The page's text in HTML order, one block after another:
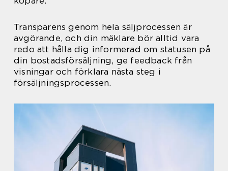
Transparens genom hela säljprocessen är
avgörande, och din mäklare bör alltid vara
redo att hålla dig informerad om statusen på
din bostadsförsäljning, ge feedback från
visningar och förklara nästa steg i
försäljningsprocessen.